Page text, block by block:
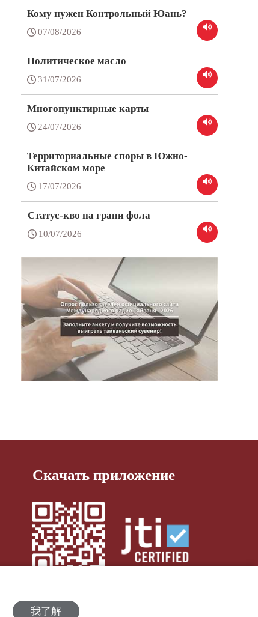
Кому нужен Контрольный Юань?
07/08/2026
Политическое масло
31/07/2026
Многопунктирные карты
24/07/2026
Территориальные споры в Южно-
Китайском море
17/07/2026
Статус-кво на грани фола
10/07/2026
Скачать приложение
我了解